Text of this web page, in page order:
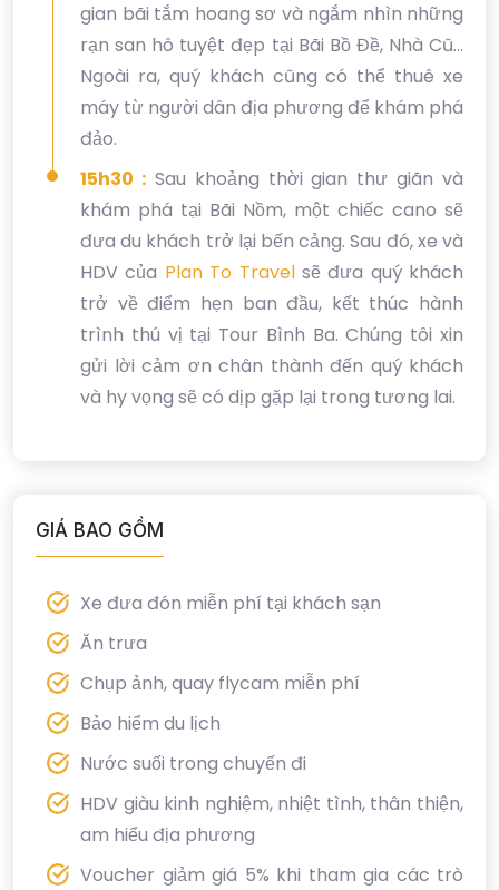
gian bãi tắm hoang sơ và ngắm nhìn những
rạn san hô tuyệt đẹp tại Bãi Bồ Đề, Nhà Cũ...
Ngoài ra, quý khách cũng có thể thuê xe
máy từ người dân địa phương để khám phá
đảo.
15h30 :Sau khoảng thời gian thư giãn và
khám phá tại Bãi Nồm, một chiếc cano sẽ
đưa du khách trở lại bến cảng. Sau đó, xe và
HDV của Plan To Travel sẽ đưa quý khách
trở về điểm hẹn ban đầu, kết thúc hành
trình thú vị tại Tour Bình Ba. Chúng tôi xin
gửi lời cảm ơn chân thành đến quý khách
và hy vọng sẽ có dịp gặp lại trong tương lai.
GIÁ BAO GỒM
Xe đưa đón miễn phí tại khách sạn
Ăn trưa
Chụp ảnh, quay flycam miễn phí
Bảo hiểm du lịch
Nước suối trong chuyến đi
HDV giàu kinh nghiệm, nhiệt tình, thân thiện,
am hiểu địa phương
Voucher giảm giá 5% khi tham gia các trò